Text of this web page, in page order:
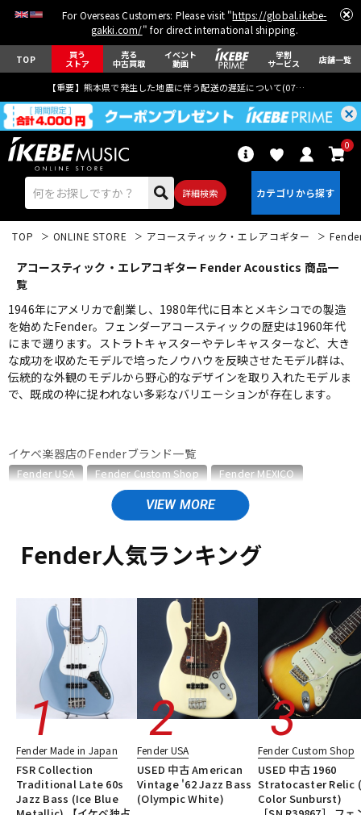
For Overseas Customers: Please visit "https://global.ikebe-
gakki.com/" for direct international shipping.
TOP 買う
ストア
売る
中古買取
イベント
動画
学割
サービス 店舗一覧
【重要】熊本県で発生した地震に伴う配送の遅延について(07月29日
詳細検索
0
エレキギター アコギ/エレアコ
ベース ウクレレ
キーボード 電子ピアノ
管楽器 その他楽器
アンプ
DJ機器
DTM オンライン納品 レコーディング機器
配信/ライブ機器 楽器アクセサリ
TOP ONLINE STORE アコースティック・エレアコギター
アコースティック・エレアコギター Fender Acoustics 商品一
覧
1946年にアメリカで創業し、1980年代に日本とメキシコでの製造
を始めたFender。フェンダーアコースティックの歴史は1960年代
にまで遡ります。ストラトキャスターやテレキャスターなど、大き
な成功を収めたモデルで培ったノウハウを反映させたモデル群は、
伝統的な外観のモデルから野心的なデザインを取り入れたモデルま
で、既成の枠に捉われない多彩なバリエーションが存在します。
イケベ楽器店のFenderブランド一覧
Fender USA Fender Custom Shop
Fender MEXICO
Fender Made in Japan
Fender Standard Series
Fender Japan
Fender Acousticsのカテゴリ
アコースティック・エレアコギター
ベース
ウクレレ
ユーズド
ヴィンテージ ALL
Fender人気ランキング
Fender Made in Japan
FSR Collection
Traditional Late 60s
Jazz Bass (Ice Blue
Fender USA
USED 中古 American
Vintage '62 Jazz Bass
(Olympic White)
Fender Custom Shop
USED 中古 1960
Stratocaster Relic
Color Sunburst)